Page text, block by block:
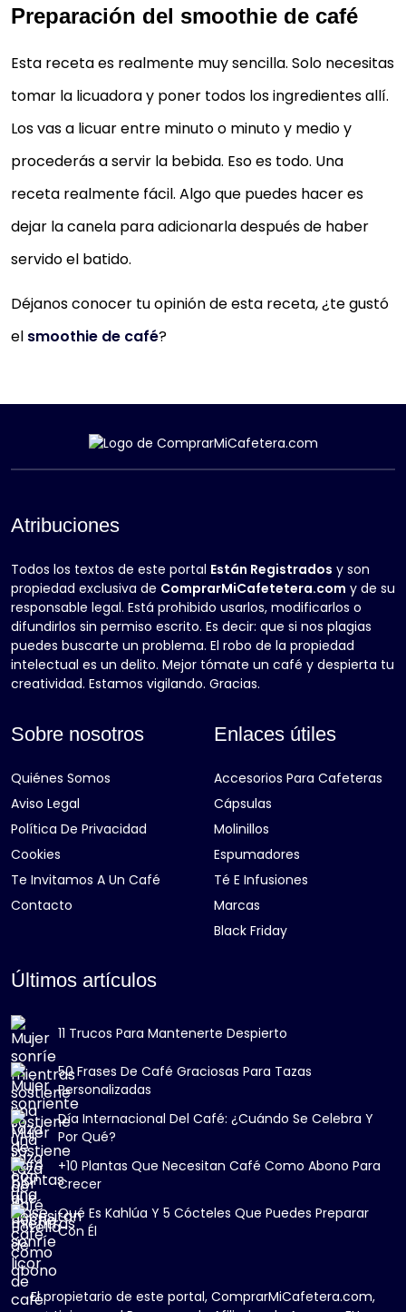
Preparación del smoothie de café
Esta receta es realmente muy sencilla. Solo necesitas
tomar la licuadora y poner todos los ingredientes allí.
Los vas a licuar entre minuto o minuto y medio y
procederás a servir la bebida. Eso es todo. Una
receta realmente fácil. Algo que puedes hacer es
dejar la canela para adicionarla después de haber
servido el batido.
Déjanos conocer tu opinión de esta receta, ¿te gustó
el smoothie de café?
Atribuciones
Todos los textos de este portal Están Registrados y son
propiedad exclusiva de ComprarMiCafetetera.com y de su
responsable legal. Está prohibido usarlos, modificarlos o
difundirlos sin permiso escrito. Es decir: que si nos plagias
puedes buscarte un problema. El robo de la propiedad
intelectual es un delito. Mejor tómate un café y despierta tu
creatividad. Estamos vigilando. Gracias.
Sobre nosotros
Quiénes Somos
Aviso Legal
Política De Privacidad
Cookies
Te Invitamos A Un Café
Contacto
Enlaces útiles
Accesorios Para Cafeteras
Cápsulas
Molinillos
Espumadores
Té E Infusiones
Marcas
Black Friday
Últimos artículos
11 Trucos Para Mantenerte Despierto
50 Frases De Café Graciosas Para Tazas
Personalizadas
Día Internacional Del Café: ¿Cuándo Se Celebra Y
Por Qué?
+10 Plantas Que Necesitan Café Como Abono Para
Crecer
Qué Es Kahlúa Y 5 Cócteles Que Puedes Preparar
Con Él
El propietario de este portal, ComprarMiCafetera.com,